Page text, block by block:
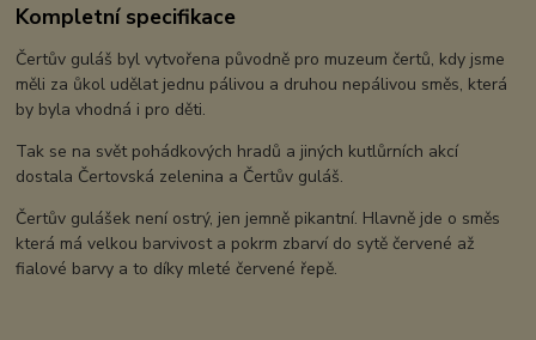
Kompletní specifikace
Čertův guláš byl vytvořena původně pro muzeum čertů, kdy jsme
měli za ůkol udělat jednu pálivou a druhou nepálivou směs, která
by byla vhodná i pro děti.
Tak se na svět pohádkových hradů a jiných kutlůrních akcí
dostala Čertovská zelenina a Čertův guláš.
Čertův gulášek není ostrý, jen jemně pikantní. Hlavně jde o směs
která má velkou barvivost a pokrm zbarví do sytě červené až
fialové barvy a to díky mleté červené řepě.